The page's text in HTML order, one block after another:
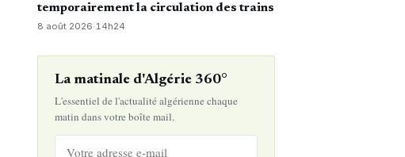
temporairement la circulation des trains
8 août 2026· 14h24
La matinale d'Algérie 360°
L'essentiel de l'actualité algérienne chaque
matin dans votre boîte mail.